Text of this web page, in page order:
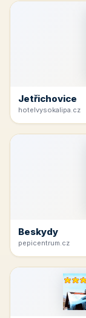
Jetřichovice
hotelvysokalipa.cz
Beskydy
pepicentrum.cz